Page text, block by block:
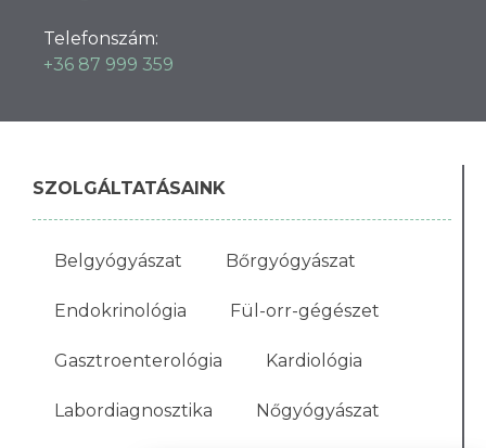
Telefonszám:
+36 87 999 359
SZOLGÁLTATÁSAINK
Belgyógyászat Bőrgyógyászat
Endokrinológia Fül-orr-gégészet
Gasztroenterológia Kardiológia
Labordiagnosztika Nőgyógyászat